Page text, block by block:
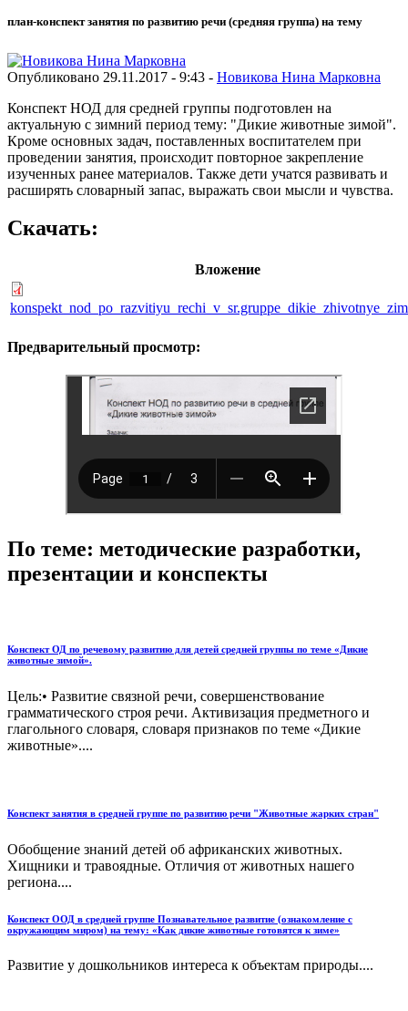
план-конспект занятия по развитию речи (средняя группа) на тему
Опубликовано 29.11.2017 - 9:43 - Новикова Нина Марковна
Конспект НОД для средней группы подготовлен на
актуальную с зимний период тему: "Дикие животные зимой".
Кроме основных задач, поставленных воспитателем при
проведении занятия, происходит повторное закрепление
изученных ранее материалов. Также дети учатся развивать и
расширять словарный запас, выражать свои мысли и чувства.
Скачать:
Вложение
Предварительный просмотр:
По теме: методические разработки,
презентации и конспекты
Конспект ОД по речевому развитию для детей средней группы по теме «Дикие
животные зимой».
Цель:• Развитие связной речи, совершенствование
грамматического строя речи. Активизация предметного и
глагольного словаря, словаря признаков по теме «Дикие
животные»....
Конспект занятия в средней группе по развитию речи "Животные жарких стран"
Обобщение знаний детей об африканских животных.
Хищники и травоядные. Отличия от животных нашего
региона....
Конспект ООД в средней группе Познавательное развитие (ознакомление с
окружающим миром) на тему: «Как дикие животные готовятся к зиме»
Развитие у дошкольников интереса к объектам природы....